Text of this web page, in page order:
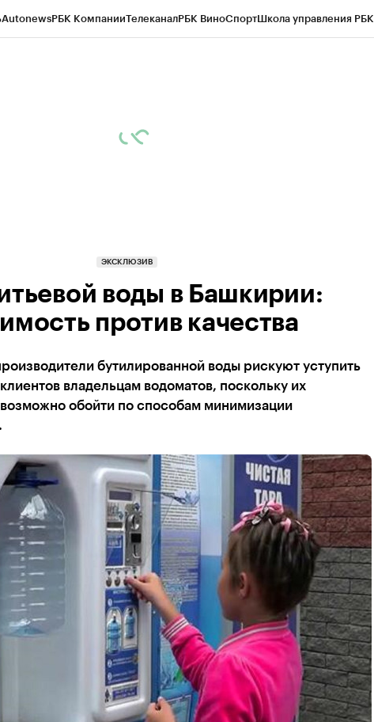
AutonewsРБК КомпанииТелеканалРБК ВиноСпортШкола управления РБК
ЭКСКЛЮЗИВ
воды в Башкирии:
против качества
бутилированной воды рискуют уступить
владельцам водоматов, поскольку их
обойти по способам минимизации